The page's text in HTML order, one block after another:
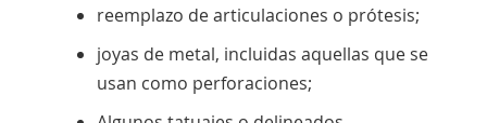
reemplazo de articulaciones o prótesis;
joyas de metal, incluidas aquellas que se
usan como perforaciones;